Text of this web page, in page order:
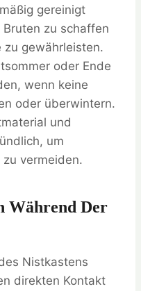
gereinigt
zu schaffen
zu gewährleisten.
oder Ende
wenn keine
oder überwintern.
und
um
vermeiden.
Während Der
Nistkastens
direkten Kontakt